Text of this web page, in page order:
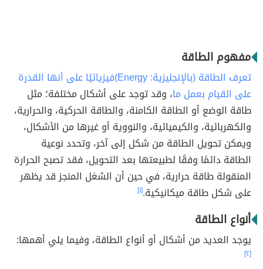
مفهوم الطاقة
تعرف الطاقة (بالإنجليزية:Energy) فيزيائيًا على أنها القدرة
على القيام بعمل ما، وقد توجد على أشكال مختلفة؛ مثل
طاقة الوضع أو الطاقة الكامنة، والطاقة الحركية، والحرارية،
والكهربائية، والكيميائية، والنووية أو غيرها من الأشكال،
ويمكن تحويل الطاقة من شكل إلى آخر، وتحدد نوعية
الطاقة دائمًا وفقًا لطبيعتها بعد التحويل، فقد تصبح الحرارة
المنقولة طاقة حرارية، في حين أن الشغل المنجز قد يظهر
على شكل طاقة ميكانيكية.[١]
أنواع الطاقة
يوجد العديد من أشكال أو أنواع الطاقة، وفيما يلي أهمها:
[٢]